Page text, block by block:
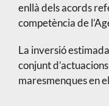
enllà dels acords
competència de
La inversió
conjunt
maresmenques en